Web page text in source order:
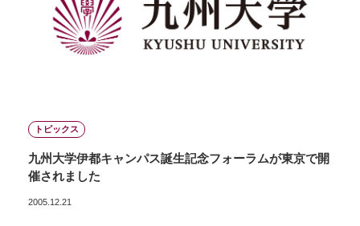
トピックス
九州大学伊都キャンパス誕生記念フォーラムが東京で開
催されました
2005.12.21